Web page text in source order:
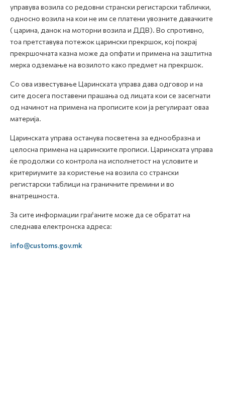
управува возила со редовни странски регистарски таблички,
односно возила на кои не им се платени увозните давачките
( царина, данок на моторни возила и ДДВ). Во спротивно,
тоа претставува потежок царински прекршок, кој покрај
прекршочната казна може да опфати и примена на заштитна
мерка одземање на возилото како предмет на прекршок.
Со ова известување Царинската управа дава одговор и на
сите досега поставени прашања од лицата кои се засегнати
од начинот на примена на прописите кои ја регулираат оваа
материја.
Царинската управа останува посветена за еднообразна и
целосна примена на царинските прописи. Царинската управа
ќе продолжи со контрола на исполнетост на условите и
критериумите за користење на возила со странски
регистарски таблици на граничните премини и во
внатрешноста.
За сите информации граѓаните може да се обратат на
следнава електронска адреса:
info@customs.gov.mk